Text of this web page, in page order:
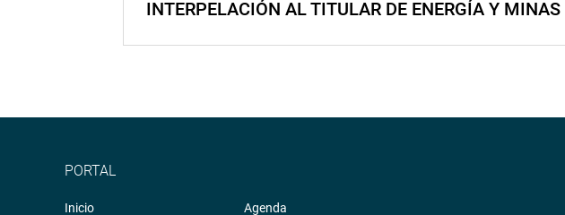
INTERPELACIÓN AL TITULAR DE ENERGÍA Y MINAS
PORTAL
Inicio
Agenda